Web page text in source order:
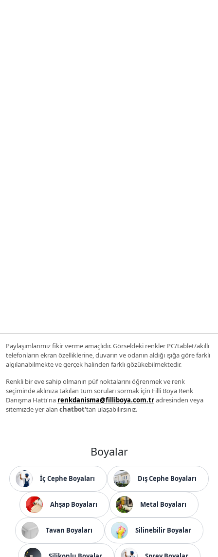
Paylaşımlarımız fikir verme amaçlıdır. Görseldeki renkler PC/tablet/akıllı
telefonların ekran özelliklerine, duvarın ve odanın aldığı ışığa göre farklı
algılanabilmekte ve gerçek halinden farklı gözükebilmektedir.
Renkli bir eve sahip olmanın püf noktalarını öğrenmek ve renk
seçiminde aklınıza takılan tüm soruları sormak için Filli Boya Renk
Danışma Hattı'na renkdanisma@filliboya.com.tradresinden veya
sitemizde yer alan chatbot'tan ulaşabilirsiniz.
Boyalar
İç Cephe Boyaları Dış Cephe Boyaları
Ahşap Boyaları Metal Boyaları
Tavan Boyaları Silinebilir Boyalar